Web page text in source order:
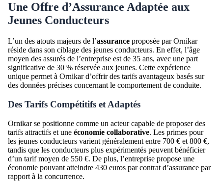
Une Offre d’Assurance Adaptée aux
Jeunes Conducteurs
L’un des atouts majeurs de l’assurance proposée par Ornikar
réside dans son ciblage des jeunes conducteurs. En effet, l’âge
moyen des assurés de l’entreprise est de 35 ans, avec une part
significative de 30 % réservée aux jeunes. Cette expérience
unique permet à Ornikar d’offrir des tarifs avantageux basés sur
des données précises concernant le comportement de conduite.
Des Tarifs Compétitifs et Adaptés
Ornikar se positionne comme un acteur capable de proposer des
tarifs attractifs et une économie collaborative. Les primes pour
les jeunes conducteurs varient généralement entre 700 € et 800 €,
tandis que les conducteurs plus expérimentés peuvent bénéficier
d’un tarif moyen de 550 €. De plus, l’entreprise propose une
économie pouvant atteindre 430 euros par contrat d’assurance par
rapport à la concurrence.